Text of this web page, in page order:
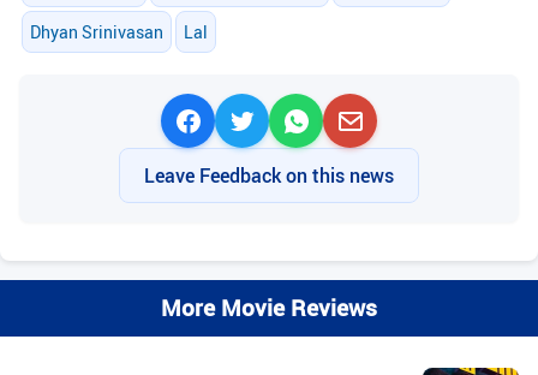
Dhyan Srinivasan Lal
Leave Feedback on this news
More Movie Reviews